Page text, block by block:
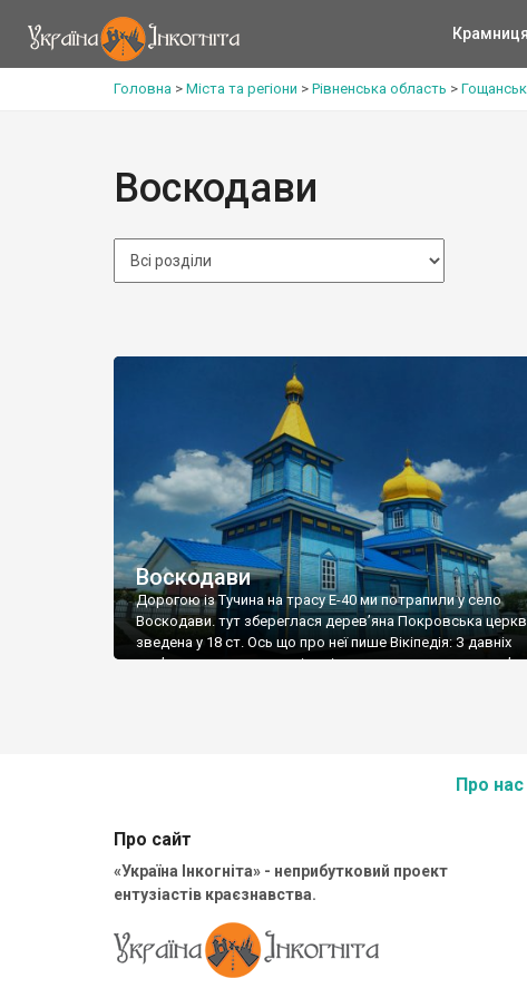
Крамниця
Головна > Міста та регіони > Рівненська область >
Воскодави
Воскодави
Дорогою із Тучина на трасу Е-40 ми потрапили у село
Воскодави. тут збереглася дерев’яна Покровська
зведена у 18 ст. Ось що про неї пише Вікіпедія: З давніх
пам’яток культури у селі нині залишилася лише
Про нас
Про сайт
«Україна Інкогніта» - неприбутковий проект
ентузіастів краєзнавства.